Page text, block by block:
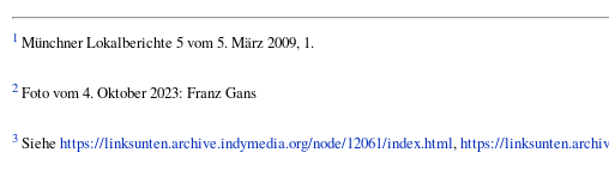
1 Münchner Lokalberichte 5 vom 5. März 2009, 1.
2 Foto vom 4. Oktober 2023: Franz Gans
3 Siehe https://linksunten.archive.indymedia.org/node/12061/index.html,https://